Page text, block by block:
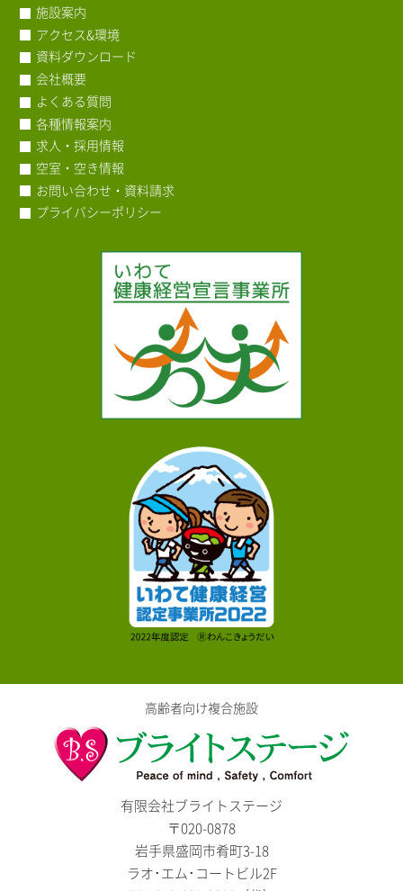
施設案内
アクセス&環境
資料ダウンロード
会社概要
よくある質問
各種情報案内
求人・採用情報
空室・空き情報
お問い合わせ・資料請求
プライバシーポリシー
高齢者向け複合施設
有限会社ブライトステージ
〒020-0878
岩手県盛岡市肴町3-18
ラオ･エム･コートビル2F